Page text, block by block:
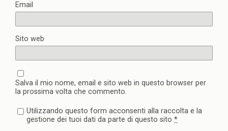
Email
Sito web
Salva il mio nome, email e sito web in questo browser per
la prossima volta che commento.
Utilizzando questo form acconsenti alla raccolta e la
gestione dei tuoi dati da parte di questo sito *